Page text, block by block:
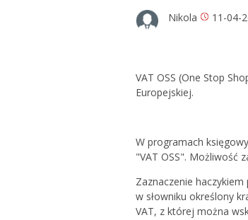
Nikola
11-04-
VAT OSS (One Stop
Europejskiej.
W programach
"VAT OSS". Możliwość
Zaznaczenie
w słowniku określony
VAT, z której można